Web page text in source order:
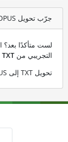
جرّب تحويل OPUS باستخدام ملف اختبار TXT
لست متأكدًا بعد؟
التجريبي من TXT
تحويل TXT إلى OPUS باستخدام ملف TXT التجريبي الخاص بنا